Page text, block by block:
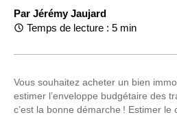
Par Jérémy Jaujard
Temps de lecture : 5 min
Vous souhaitez acheter un bien
estimer l’enveloppe budgétaire des
c’est la bonne démarche ! Estimer